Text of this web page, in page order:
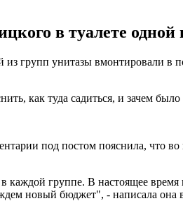
в туалете
групп унитазы вмонтировали в
как туда садиться, и зачем
под постом пояснила, что
группе. В настоящее
новый бюджет", - написала она